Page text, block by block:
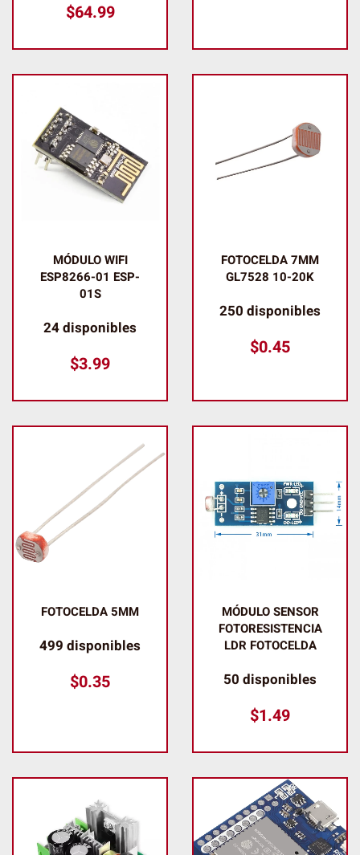
$64.99
MÓDULO WIFI
ESP8266-01 ESP-
01S
24 disponibles
$3.99
FOTOCELDA 7MM
GL7528 10-20K
250 disponibles
$0.45
FOTOCELDA 5MM
499 disponibles
$0.35
MÓDULO SENSOR
FOTORESISTENCIA
LDR FOTOCELDA
50 disponibles
$1.49